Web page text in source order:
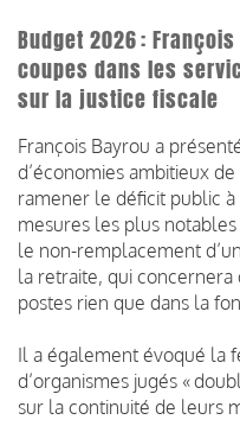
Budget 2026 :
coupes dans les
sur la justice fiscale
François Bayrou a
d’économies ambitieux
ramener le déficit public à
mesures les plus
le non-remplacement
la retraite, qui concernera
postes rien que dans la
Il a également évoqué la
d’organismes jugés «
sur la continuité de leurs